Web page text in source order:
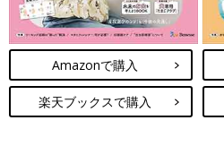
Amazonで購入
楽天ブックスで購入